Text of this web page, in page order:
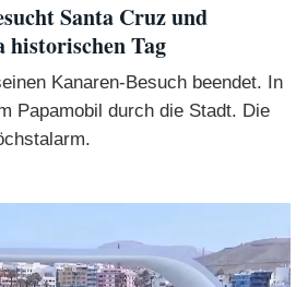
Santa Cruz und
historischen Tag
Kanaren-Besuch beendet. In
Papamobil durch die Stadt. Die